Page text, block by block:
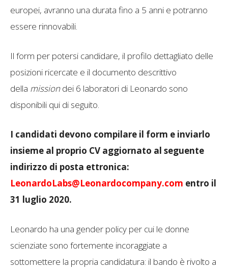
europei, avranno una durata fino a 5 anni e potranno
essere rinnovabili.
Il form per potersi candidare, il profilo dettagliato delle
posizioni ricercate e il documento descrittivo
della missiondei 6 laboratori di Leonardo sono
disponibili qui di seguito.
I candidati devono compilare il form e inviarlo
insieme al proprio CV aggiornato al seguente
indirizzo di posta ettronica:
LeonardoLabs@Leonardocompany.com entro il
31 luglio 2020.
Leonardo ha una gender policy per cui le donne
scienziate sono fortemente incoraggiate a
sottomettere la propria candidatura: il bando è rivolto a